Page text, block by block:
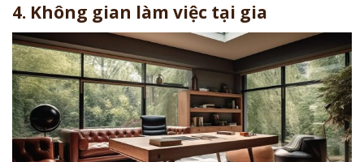
4. Không gian làm việc tại gia